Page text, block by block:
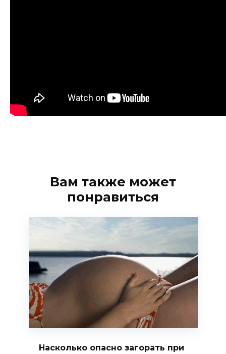
Вам также может
понравиться
Насколько опасно загорать при